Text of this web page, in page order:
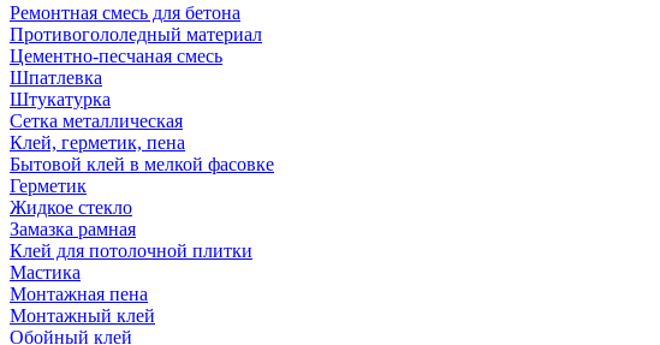
Ремонтная смесь для бетона
Противогололедный материал
Цементно-песчаная смесь
Шпатлевка
Штукатурка
Сетка металлическая
Клей, герметик, пена
Бытовой клей в мелкой фасовке
Герметик
Жидкое стекло
Замазка рамная
Клей для потолочной плитки
Мастика
Монтажная пена
Монтажный клей
Обойный клей